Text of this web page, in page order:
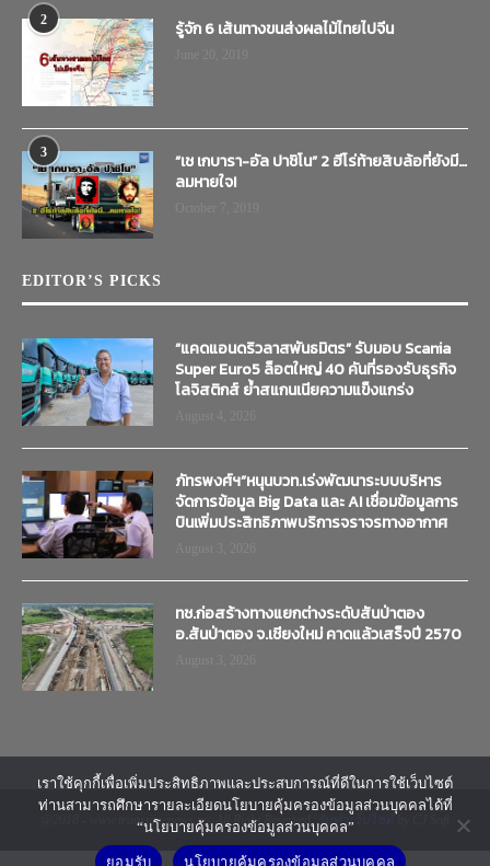
2 รู้จัก 6 เส้นทางขนส่งผลไม้ไทยไปจีน
3
“เช เกบารา-อัล ปาชิโน” 2 ฮีโร่ท้ายสิบล้อที่ยังมี…
ลมหายใจ!
EDITOR’S PICKS
“แคดแอนดริวลาสพันธมิตร” รับมอบ Scania
Super Euro5 ล็อตใหญ่ 40 คันที่รองรับธุรกิจ
โลจิสติกส์ ย้ำสแกนเนียความแข็งแกร่ง
ภัทรพงศ์ฯ”หนุนบวท.เร่งพัฒนาระบบบริหาร
จัดการข้อมูล Big Data และ AI เชื่อมข้อมูลการ
บินเพิ่มประสิทธิภาพบริการจราจรทางอากาศ
ทช.ก่อสร้างทางแยกต่างระดับสันป่าตอง
อ.สันป่าตอง จ.เชียงใหม่ คาดแล้วเสร็จปี 2570
@2018 - www.transtimenews.co. All Right Reserved. รับทำเว็บไซต์
เราใช้คุกกี้เพื่อเพิ่มประสิทธิภาพและประสบการณ์ที่ดีในการใช้เว็บไซต์
ท่านสามารถศึกษารายละเอียดนโยบายคุ้มครองข้อมูลส่วนบุคคลได้ที่
“นโยบายคุ้มครองข้อมูลส่วนบุคคล”
ยอมรับ นโยบายคุ้มครองข้อมูลส่วนบุคคล